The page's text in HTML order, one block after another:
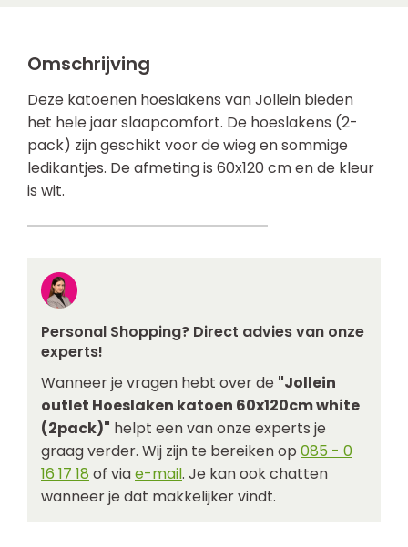
Omschrijving
Deze katoenen hoeslakens van Jollein bieden
het hele jaar slaapcomfort. De hoeslakens (2-
pack) zijn geschikt voor de wieg en sommige
ledikantjes. De afmeting is 60x120 cm en de kleur
is wit.
Personal Shopping? Direct advies van onze
experts!
Wanneer je vragen hebt over de "Jollein
outlet Hoeslaken katoen 60x120cm white
(2pack)" helpt een van onze experts je
graag verder. Wij zijn te bereiken op 085 - 0
16 17 18 of viae-mail. Je kan ook chatten
wanneer je dat makkelijker vindt.